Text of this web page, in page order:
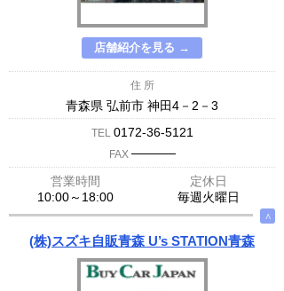
店舗紹介を見る →
住 所
青森県 弘前市 神田4－2－3
TEL 0172-36-5121
FAX ─────
営業時間
定休日
10:00～18:00
毎週火曜日
∧
(株)スズキ自販青森 U’s STATION青森